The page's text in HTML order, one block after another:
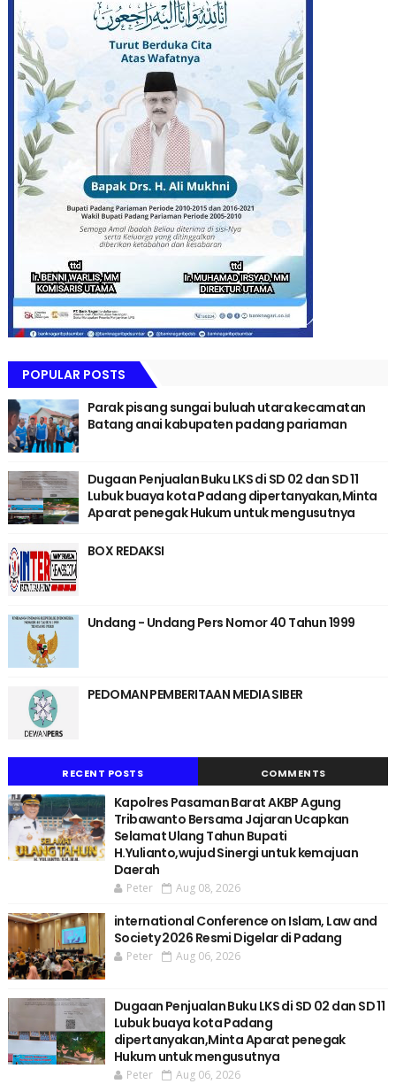
POPULAR POSTS
Parak pisang sungai buluah utara kecamatan
Batang anai kabupaten padang pariaman
Dugaan Penjualan Buku LKS di SD 02 dan SD 11
Lubuk buaya kota Padang dipertanyakan,Minta
Aparat penegak Hukum untuk mengusutnya
BOX REDAKSI
Undang - Undang Pers Nomor 40 Tahun 1999
PEDOMAN PEMBERITAAN MEDIA SIBER
RECENT POSTS COMMENTS
Kapolres Pasaman Barat AKBP Agung
Tribawanto Bersama Jajaran Ucapkan
Selamat Ulang Tahun Bupati
H.Yulianto,wujud Sinergi untuk kemajuan
Daerah
Peter Aug 08, 2026
international Conference on Islam, Law and
Society 2026 Resmi Digelar di Padang
Peter Aug 06, 2026
Dugaan Penjualan Buku LKS di SD 02 dan SD 11
Lubuk buaya kota Padang
dipertanyakan,Minta Aparat penegak
Hukum untuk mengusutnya
Peter Aug 06, 2026